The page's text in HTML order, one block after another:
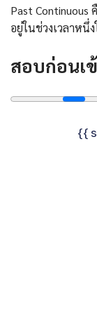
Past Continuous
อยู่ในช่วงเวลาหนึ่
สอบก่อนเ
{{